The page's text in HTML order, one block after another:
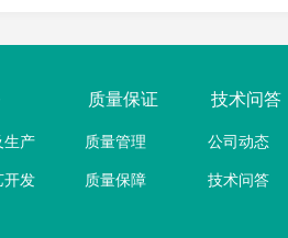
生产
开发
质量保证
质量管理
质量保障
技术问答
公司动态
技术问答